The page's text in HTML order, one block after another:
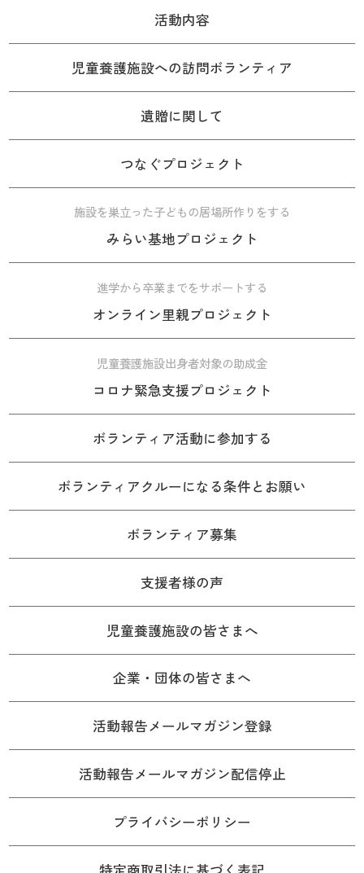
活動内容
児童養護施設への訪問ボランティア
遺贈に関して
つなぐプロジェクト
施設を巣立った子どもの居場所作りをする
みらい基地プロジェクト
進学から卒業までをサポートする
オンライン里親プロジェクト
児童養護施設出身者対象の助成金
コロナ緊急支援プロジェクト
ボランティア活動に参加する
ボランティアクルーになる条件とお願い
ボランティア募集
支援者様の声
児童養護施設の皆さまへ
企業・団体の皆さまへ
活動報告メールマガジン登録
活動報告メールマガジン配信停止
プライバシーポリシー